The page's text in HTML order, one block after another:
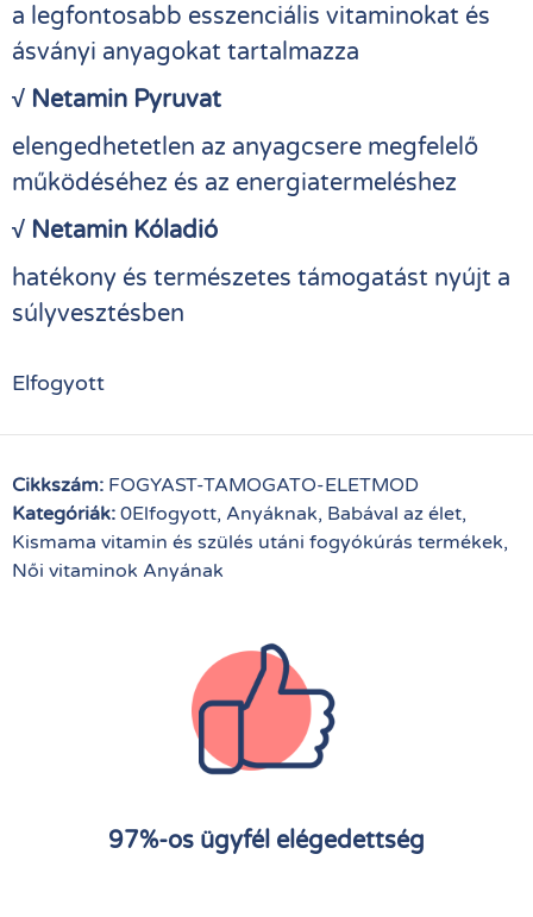
a legfontosabb esszenciális vitaminokat és
ásványi anyagokat tartalmazza
√ Netamin Pyruvat
elengedhetetlen az anyagcsere megfelelő
működéséhez és az energiatermeléshez
√ Netamin Kóladió
hatékony és természetes támogatást nyújt a
súlyvesztésben
Elfogyott
Cikkszám: FOGYAST-TAMOGATO-ELETMOD
Kategóriák: 0Elfogyott, Anyáknak, Babával az élet,
Kismama vitamin és szülés utáni fogyókúrás termékek,
Női vitaminok Anyának
97%-os ügyfél elégedettség